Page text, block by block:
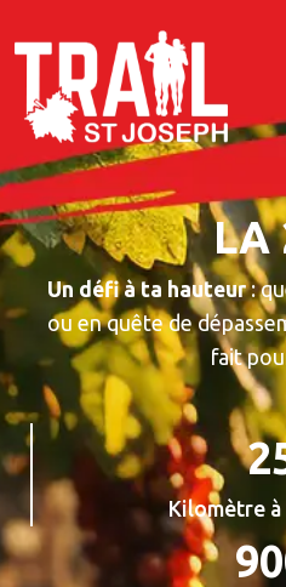
au
LA
Un défi à ta hauteur:
ou en quête de
fait
2
Kilomètre